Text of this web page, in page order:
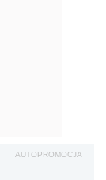
AUTOPROMOCJA